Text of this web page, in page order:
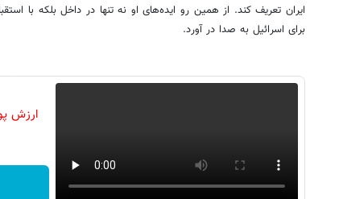
ایران تعریف کند. از همین رو ایده‌های او نه تنها در داخل بلکه با
برای اسرائیل به صدا در آورد.
ارزش